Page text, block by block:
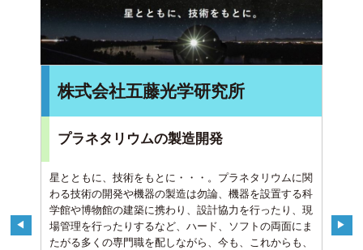
株式会社五藤光学研究所
プラネタリウムの製造開発
星とともに、技術をもとに・・・。プラネタリウムに関
わる技術の開発や機器の製造は勿論、機器を設置する科
学館や博物館の建築に携わり、設計協力を行ったり、現
場管理を行ったりするなど、ハード、ソフトの両面にま
たがる多くの専門職を配しながら、今も、これからも、